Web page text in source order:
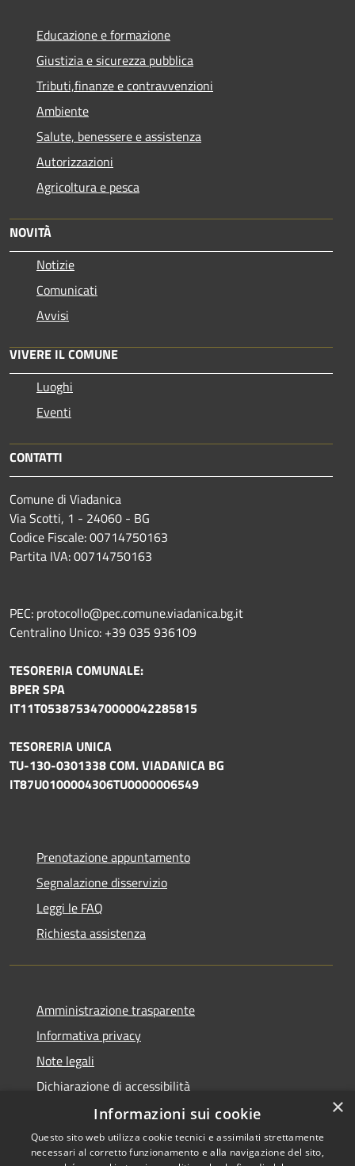
Educazione e formazione
Giustizia e sicurezza pubblica
Tributi,finanze e contravvenzioni
Ambiente
Salute, benessere e assistenza
Autorizzazioni
Agricoltura e pesca
NOVITÀ
Notizie
Comunicati
Avvisi
VIVERE IL COMUNE
Luoghi
Eventi
CONTATTI
Comune di Viadanica
Via Scotti, 1 - 24060 - BG
Codice Fiscale: 00714750163
Partita IVA: 00714750163
PEC: protocollo@pec.comune.viadanica.bg.it
Centralino Unico: +39 035 936109
TESORERIA COMUNALE:
BPER SPA
IT11T0538753470000042285815
TESORERIA UNICA
TU-130-0301338 COM. VIADANICA BG
IT87U0100004306TU0000006549
Prenotazione appuntamento
Segnalazione disservizio
Leggi le FAQ
Richiesta assistenza
Amministrazione trasparente
Informativa privacy
Note legali
Dichiarazione di accessibilità
×
Informazioni sui cookie
Questo sito web utilizza cookie tecnici e assimilati strettamente
necessari al corretto funzionamento e alla navigazione del sito,